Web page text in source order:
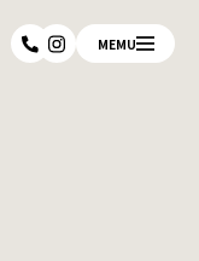
MEMU